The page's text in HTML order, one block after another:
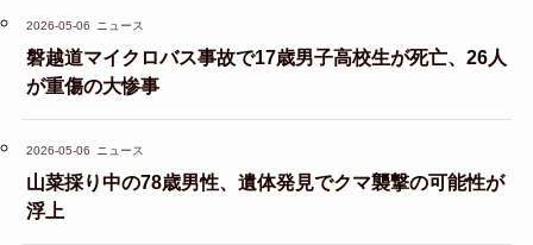
2026-05-06 ニュース
磐越道マイクロバス事故で17歳男子高校生が死亡、26人
が重傷の大惨事
2026-05-06 ニュース
山菜採り中の78歳男性、遺体発見でクマ襲撃の可能性が
浮上